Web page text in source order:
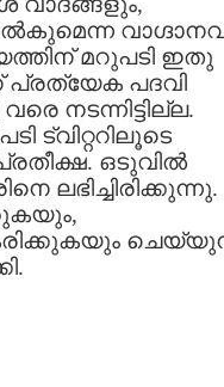
മറുപടി ഇതു
പ്രത്യേക പദവി
നടന്നിട്ടില്ല.
ട്വിറ്ററിലൂടെ
ഒടുവിൽ
ലഭിച്ചിരിക്കുന്നു.